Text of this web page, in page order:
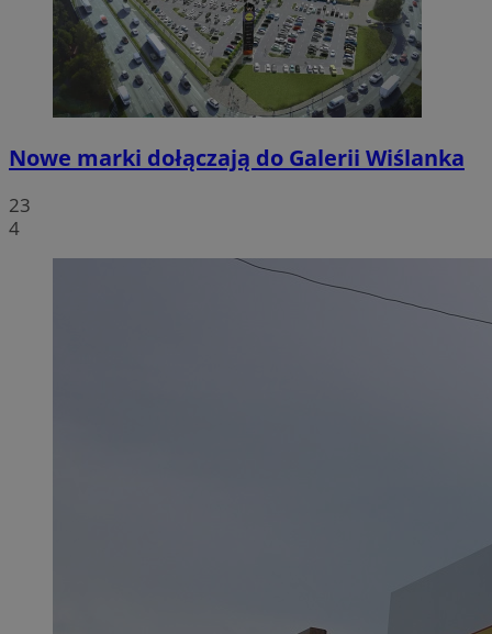
Nowe marki dołączają do Galerii Wiślanka
23
4